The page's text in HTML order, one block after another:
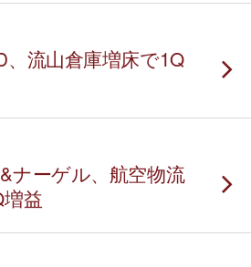
、流山倉庫増床で1Q
ナーゲル、航空物流
益